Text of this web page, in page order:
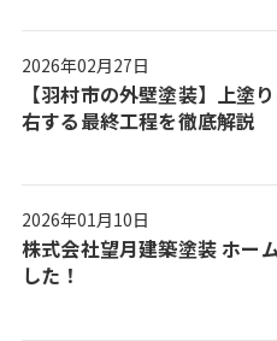
2026年02月27日
【羽村市の外壁塗装】上塗
右する最終工程を徹底解説
2026年01月10日
株式会社望月建築塗装 ホー
した！